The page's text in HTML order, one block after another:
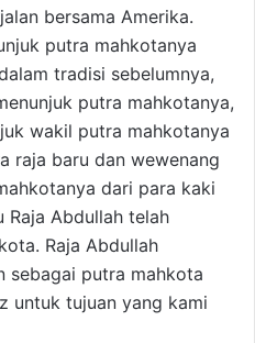
bersama Amerika.
putra mahkotanya
tradisi sebelumnya,
putra mahkotanya,
wakil putra mahkotanya
raja baru dan wewenang
dari para kaki
Raja Abdullah telah
Raja Abdullah
sebagai putra mahkota
untuk tujuan yang kami